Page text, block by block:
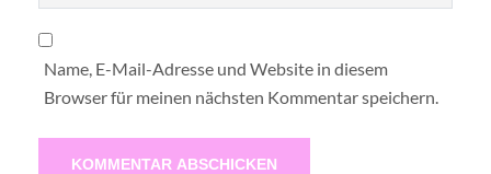
Name, E-Mail-Adresse und Website in diesem
Browser für meinen nächsten Kommentar speichern.